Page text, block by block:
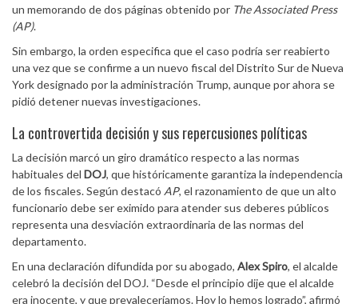
un memorando de dos páginas obtenido por The Associated Press
(AP).
Sin embargo, la orden especifica que el caso podría ser reabierto
una vez que se confirme a un nuevo fiscal del Distrito Sur de Nueva
York designado por la administración Trump, aunque por ahora se
pidió detener nuevas investigaciones.
La controvertida decisión y sus repercusiones políticas
La decisión marcó un giro dramático respecto a las normas
habituales del DOJ, que históricamente garantiza la independencia
de los fiscales. Según destacó AP, el razonamiento de que un alto
funcionario debe ser eximido para atender sus deberes públicos
representa una desviación extraordinaria de las normas del
departamento.
En una declaración difundida por su abogado, Alex Spiro, el alcalde
celebró la decisión del DOJ. “Desde el principio dije que el alcalde
era inocente, y que prevaleceríamos. Hoy lo hemos logrado”, afirmó